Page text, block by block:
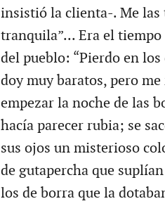
insistió la clienta-. Me las
tranquila”... Era el
del pueblo: “Pierdo en
doy muy baratos, pero
empezar la noche de las
hacía parecer rubia; se
sus ojos un misterioso
de gutapercha que
los de borra que la